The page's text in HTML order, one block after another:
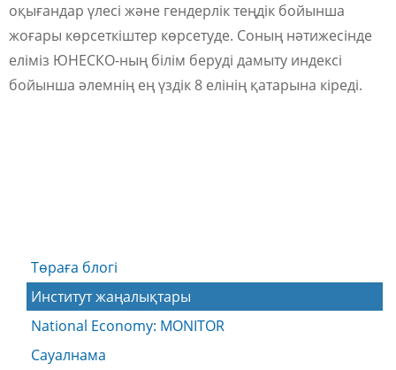
оқығандар үлесі және гендерлік теңдік бойынша
жоғары көрсеткіштер көрсетуде. Соның нәтижесінде
еліміз ЮНЕСКО-ның білім беруді дамыту индексі
бойынша әлемнің ең үздік 8 елінің қатарына кіреді.
Төраға блогі
Институт жаңалықтары
National Economy: MONITOR
Сауалнама